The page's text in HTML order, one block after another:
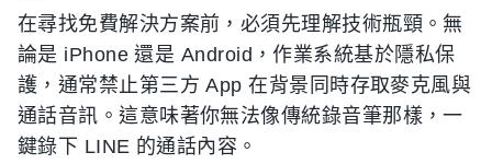
在尋找免費解決方案前，必須先理解技術瓶頸。無
論是 iPhone 還是 Android，作業系統基於隱私保
護，通常禁止第三方 App 在背景同時存取麥克風與
通話音訊。這意味著你無法像傳統錄音筆那樣，一
鍵錄下 LINE 的通話內容。